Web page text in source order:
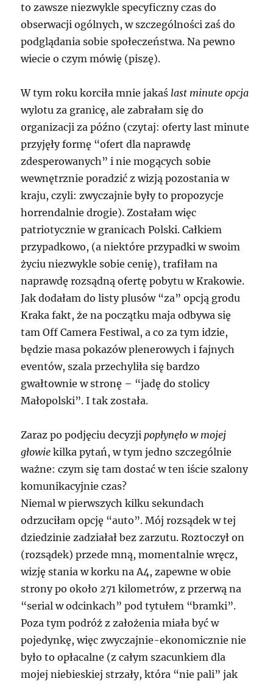
to zawsze niezwykle specyficzny czas do
obserwacji ogólnych, w szczególności zaś do
podglądania sobie społeczeństwa. Na pewno
wiecie o czym mówię (piszę).
W tym roku korciła mnie jakaś last minute opcja
wylotu za granicę, ale zabrałam się do
organizacji za późno (czytaj: oferty last minute
przyjęły formę “ofert dla naprawdę
zdesperowanych” i nie mogących sobie
wewnętrznie poradzić z wizją pozostania w
kraju, czyli: zwyczajnie były to propozycje
horrendalnie drogie). Zostałam więc
patriotycznie w granicach Polski. Całkiem
przypadkowo, (a niektóre przypadki w swoim
życiu niezwykle sobie cenię), trafiłam na
naprawdę rozsądną ofertę pobytu w Krakowie.
Jak dodałam do listy plusów “za” opcją grodu
Kraka fakt, że na początku maja odbywa się
tam Off Camera Festiwal, a co za tym idzie,
będzie masa pokazów plenerowych i fajnych
eventów, szala przechyliła się bardzo
gwałtownie w stronę – “jadę do stolicy
Małopolski”. I tak została.
Zaraz po podjęciu decyzji popłynęło w mojej
głowie kilka pytań, w tym jedno szczególnie
ważne: czym się tam dostać w ten iście szalony
komunikacyjnie czas?
Niemal w pierwszych kilku sekundach
odrzuciłam opcję “auto”. Mój rozsądek w tej
dziedzinie zadziałał bez zarzutu. Roztoczył on
(rozsądek) przede mną, momentalnie wręcz,
wizję stania w korku na A4, zapewne w obie
strony po około 271 kilometrów, z przerwą na
“serial w odcinkach” pod tytułem “bramki”.
Poza tym podróż z założenia miała być w
pojedynkę, więc zwyczajnie-ekonomicznie nie
było to opłacalne (z całym szacunkiem dla
mojej niebieskiej strzały, która “nie pali” jak